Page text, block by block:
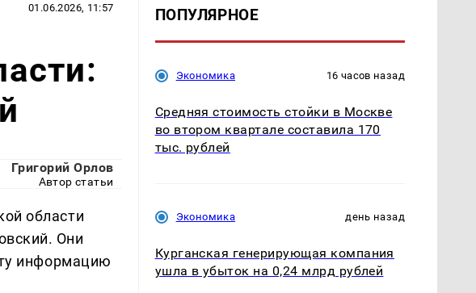
01.06.2026, 11:57
Григорий Орлов
Автор статьи
области
Они
информацию
ПОПУЛЯРНОЕ
Экономика 16 часов назад
Средняя стоимость стойки в Москве
во втором квартале составила 170
тыс. рублей
Экономика день назад
Курганская генерирующая компания
ушла в убыток на 0,24 млрд рублей